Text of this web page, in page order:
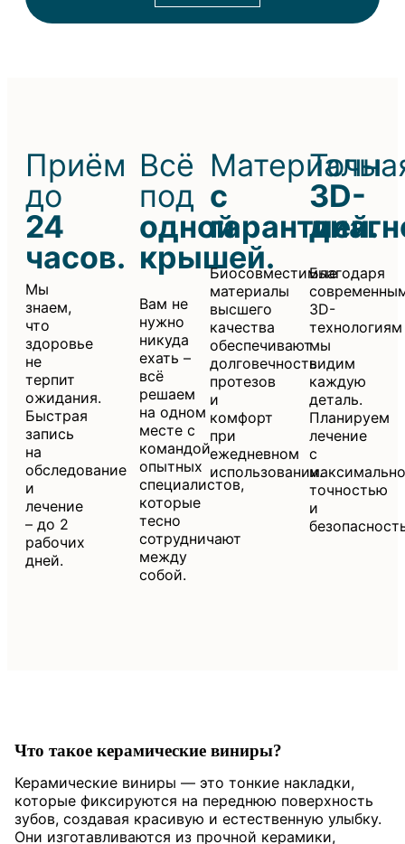
Приём
до
24
часов.
Мы
знаем,
что
здоровье
не
терпит
ожидания.
Быстрая
запись
на
обследование
и
лечение
– до 2
рабочих
дней.
Всё
под
одной
крышей.
Вам не
нужно
никуда
ехать –
всё
решаем
на одном
месте с
командой
опытных
специалистов,
которые
тесно
сотрудничают
между
собой.
Материалы
с
гарантией.
Биосовместимые
материалы
высшего
качества
обеспечивают
долговечность
протезов
и
комфорт
при
ежедневном
использовании.
3D-
Благодаря
3D-
технологиям
мы
видим
каждую
деталь.
Планируем
лечение
с
точностью
и
Что такое керамические виниры?
Керамические виниры — это тонкие накладки,
которые фиксируются на переднюю поверхность
зубов, создавая красивую и естественную улыбку.
Они изготавливаются из прочной керамики,